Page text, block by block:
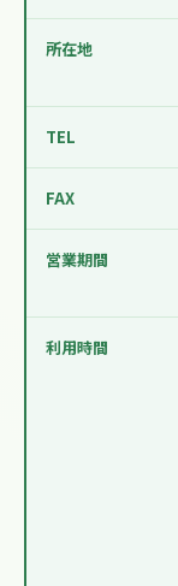
所在地
TEL
FAX
営業期間
利用時間